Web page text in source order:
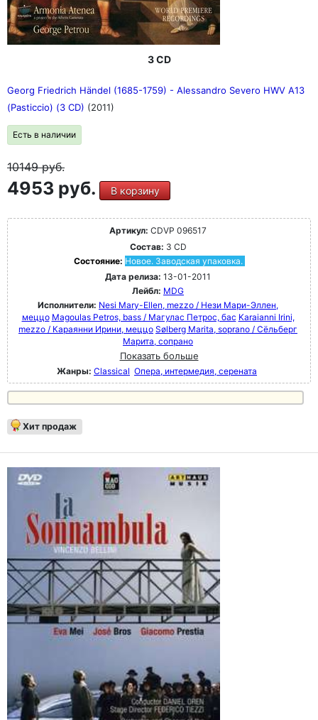
3 CD
Georg Friedrich Händel (1685-1759) - Alessandro Severo HWV A13
(Pasticcio) (3 CD) (2011)
Есть в наличии
10149руб.
4953 руб. В корзину
Артикул: CDVP 096517
Состав: 3 CD
Состояние: Новое. Заводская упаковка.
Дата релиза: 13-01-2011
Лейбл: MDG
Исполнители: Nesi Mary-Ellen, mezzo / Нези Мари-Эллен,
меццо Magoulas Petros, bass / Магулас Петрос, бас Karaianni Irini,
mezzo / Караянни Ирини, меццо Sølberg Marita, soprano / Сёльберг
Марита, сопрано
Показать больше
Жанры: Classical Опера, интермедия, серената
Хит продаж